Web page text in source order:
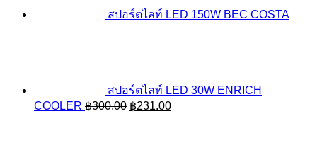
สปอร์ตไลท์ LED 150W BEC COSTA
สปอร์ตไลท์ LED 30W ENRICH
COOLER ฿300.00 Original
฿231.00Current